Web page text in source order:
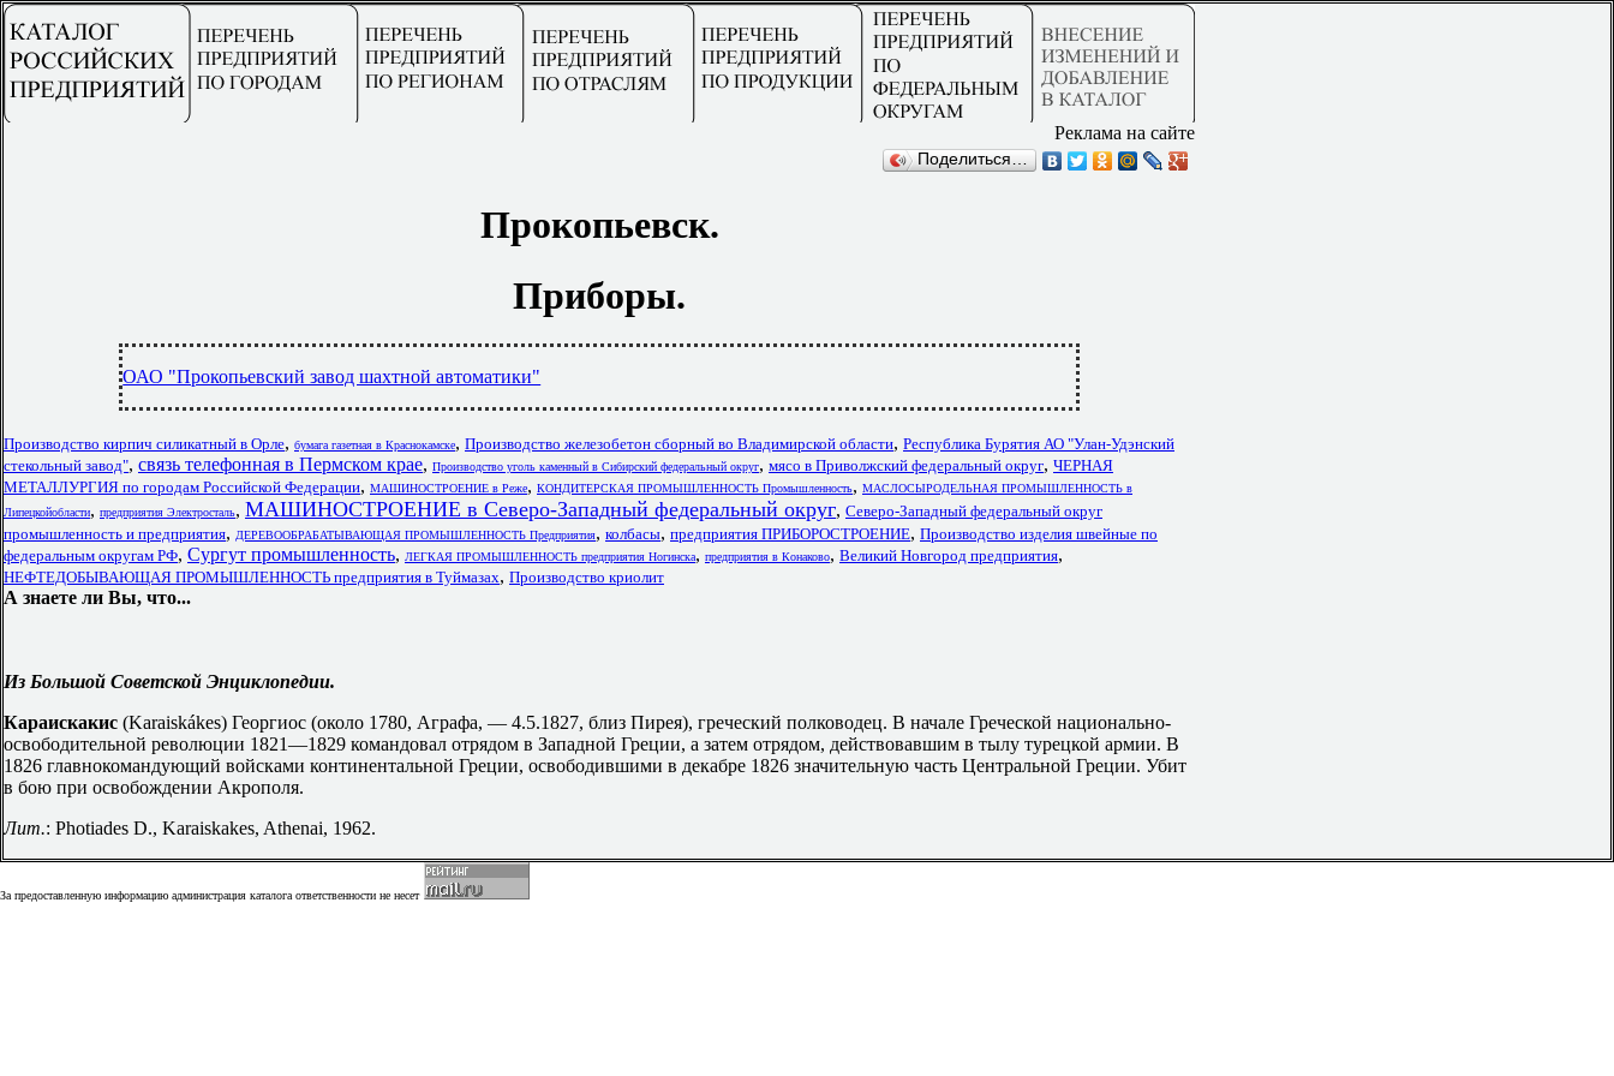
Реклама на сайте
Поделиться…
Прокопьевск.
Приборы.
ОАО "Прокопьевский завод шахтной автоматики"
Производство кирпич силикатный в Орле, бумага газетная в Краснокамске, Производство железобетон сборный во Владимирской области, Республика Бурятия АО "Улан-Удэнский
стекольный завод", связь телефонная в Пермском крае, Производство уголь каменный в Сибирский федеральный округ, мясо в Приволжский федеральный округ, ЧЕРНАЯ
МЕТАЛЛУРГИЯ по городам Российской Федерации, МАШИНОСТРОЕНИЕ в Реже, КОНДИТЕРСКАЯ ПРОМЫШЛЕННОСТЬ Промышленность, МАСЛОСЫРОДЕЛЬНАЯ ПРОМЫШЛЕННОСТЬ в
Липецкойобласти, предприятия Электросталь, МАШИНОСТРОЕНИЕ в Северо-Западный федеральный округ, Северо-Западный федеральный округ
промышленность и предприятия, ДЕРЕВООБРАБАТЫВАЮЩАЯ ПРОМЫШЛЕННОСТЬ Предприятия, колбасы, предприятия ПРИБОРОСТРОЕНИЕ, Производство изделия швейные по
федеральным округам РФ, Сургут промышленность, ЛЕГКАЯ ПРОМЫШЛЕННОСТЬ предприятия Ногинска, предприятия в Конаково, Великий Новгород предприятия,
НЕФТЕДОБЫВАЮЩАЯ ПРОМЫШЛЕННОСТЬ предприятия в Туймазах, Производство криолит
А знаете ли Вы, что...
Из Большой Советской Энциклопедии.
Караискакис (Karaiskákes) Георгиос (около 1780, Аграфа, — 4.5.1827, близ Пирея), греческий полководец. В начале Греческой национально-
освободительной революции 1821—1829 командовал отрядом в Западной Греции, а затем отрядом, действовавшим в тылу турецкой армии. В
1826 главнокомандующий войсками континентальной Греции, освободившими в декабре 1826 значительную часть Центральной Греции. Убит
в бою при освобождении Акрополя.
Лит.: Photiades D., Karaiskakes, Athenai, 1962.
За предоставленную информацию администрация каталога ответственности не несет